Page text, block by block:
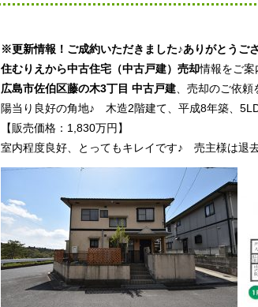
※更新情報！ご成約いただきました♪ありがとうご
住むりえから中古住宅（中古戸建）売却情報をご案
広島市佐伯区藤の木3丁目 中古戸建 、売却のご依頼
陽当り良好の角地♪ 木造2階建て、平成8年築、
【販売価格：1,830万円】
室内程度良好、とってもキレイです♪ 売主様は退